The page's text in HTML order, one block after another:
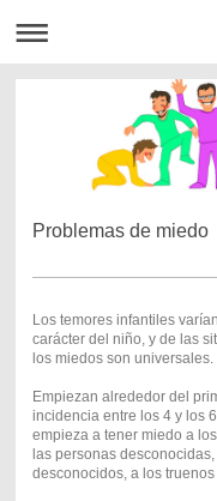
Problemas de miedo
Los temores infantiles
carácter del niño, y de las
los miedos son universales.
Empiezan alrededor del
incidencia entre los 4 y los
empieza a tener miedo a
las personas
desconocidos, a los